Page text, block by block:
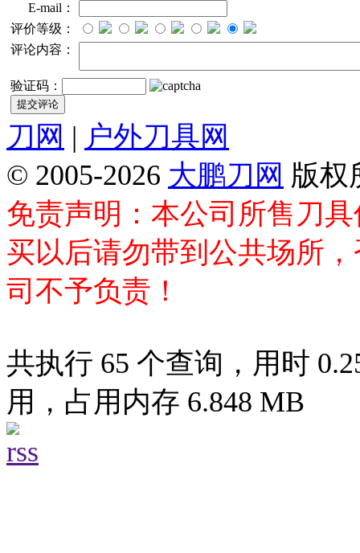
E-mail：
评价等级：
评论内容：
验证码：
刀网 | 户外刀具网
© 2005-2026 大鹏刀网 版权
免责声明：本公司所售刀
买以后请勿带到公共场所
司不予负责！
共执行 65 个查询，用时
用，占用内存 6.848 MB